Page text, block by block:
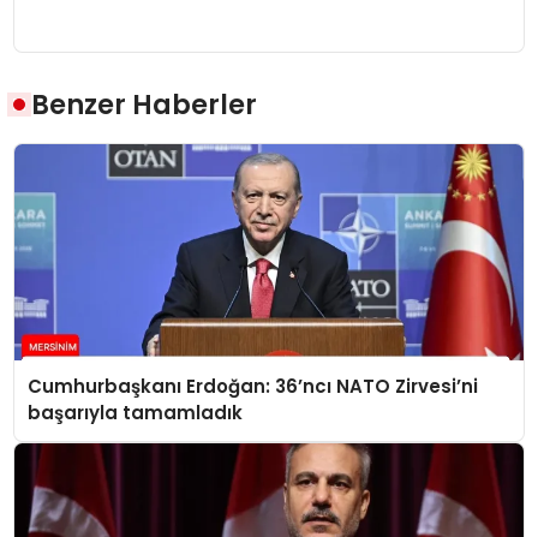
Benzer Haberler
Cumhurbaşkanı Erdoğan: 36’ncı NATO Zirvesi’ni
başarıyla tamamladık